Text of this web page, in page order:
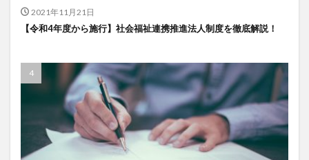
2021年11月21日
【令和4年度から施行】社会福祉連携推進法人制度を徹底解説！